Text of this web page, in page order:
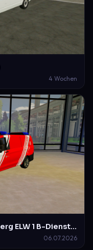
4 Wochen
MB Vito 2017 Feuerwehr Mittelberg ELW 1 B-Dienst im Duisburger Design
06.07.2026